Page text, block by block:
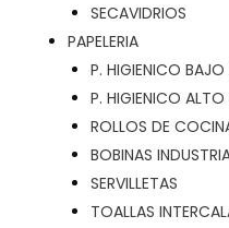
SECAVIDRIOS
PAPELERIA
P. HIGIENICO BAJO
P. HIGIENICO ALTO
ROLLOS DE
BOBINAS
SERVILLETAS
TOALLAS